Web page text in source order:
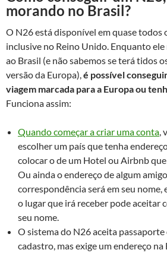
morando no Brasil?
O N26 está disponível em quase todos
inclusive no Reino Unido. Enquanto
ao Brasil (e não sabemos se terá tidos
versão da Europa),é possível
viagem marcada para a Europa ou
Funciona assim:
Quando começar a criar uma conta,
escolher um país que tenha
colocar o de um Hotel ou Airbnb
Ou ainda o endereço de algum
correspondência será em seu
o lugar que irá receber pode aceitar
seu nome.
O sistema do N26 aceita
cadastro, mas exige um endereço na